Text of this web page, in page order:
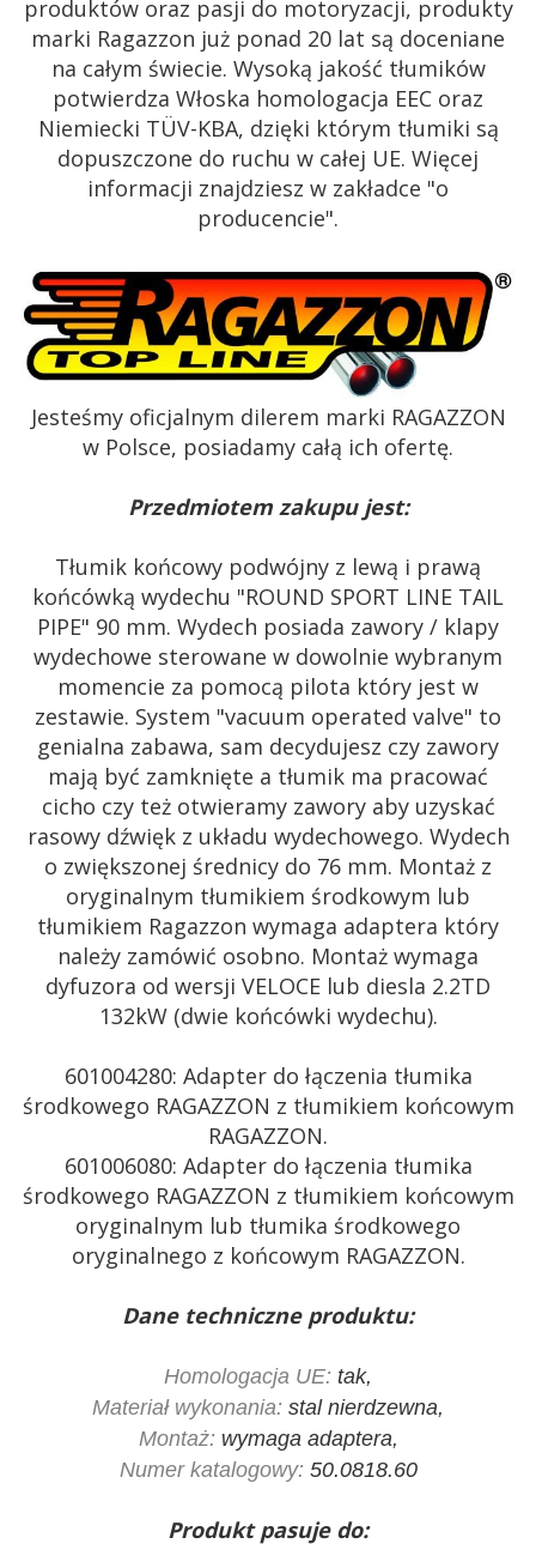
produktów oraz pasji do motoryzacji, produkty
marki Ragazzon już ponad 20 lat są doceniane
na całym świecie. Wysoką jakość tłumików
potwierdza Włoska homologacja EEC oraz
Niemiecki TÜV-KBA, dzięki którym tłumiki są
dopuszczone do ruchu w całej UE. Więcej
informacji znajdziesz w zakładce "o
producencie".
Jesteśmy oficjalnym dilerem marki RAGAZZON
w Polsce, posiadamy całą ich ofertę.
Przedmiotem zakupu jest:
Tłumik końcowy podwójny z lewą i prawą
końcówką wydechu "ROUND SPORT LINE TAIL
PIPE" 90 mm. Wydech posiada zawory / klapy
wydechowe sterowane w dowolnie wybranym
momencie za pomocą pilota który jest w
zestawie. System "vacuum operated valve" to
genialna zabawa, sam decydujesz czy zawory
mają być zamknięte a tłumik ma pracować
cicho czy też otwieramy zawory aby uzyskać
rasowy dźwięk z układu wydechowego. Wydech
o zwiększonej średnicy do 76 mm. Montaż z
oryginalnym tłumikiem środkowym lub
tłumikiem Ragazzon wymaga adaptera który
należy zamówić osobno. Montaż wymaga
dyfuzora od wersji VELOCE lub diesla 2.2TD
132kW (dwie końcówki wydechu).
601004280: Adapter do łączenia tłumika
środkowego RAGAZZON z tłumikiem końcowym
RAGAZZON.
601006080: Adapter do łączenia tłumika
środkowego RAGAZZON z tłumikiem końcowym
oryginalnym lub tłumika środkowego
oryginalnego z końcowym RAGAZZON.
Dane techniczne produktu:
Homologacja UE: tak,
Materiał wykonania: stal nierdzewna,
Montaż:wymaga adaptera,
Numer katalogowy:50.0818.60
Produkt pasuje do: